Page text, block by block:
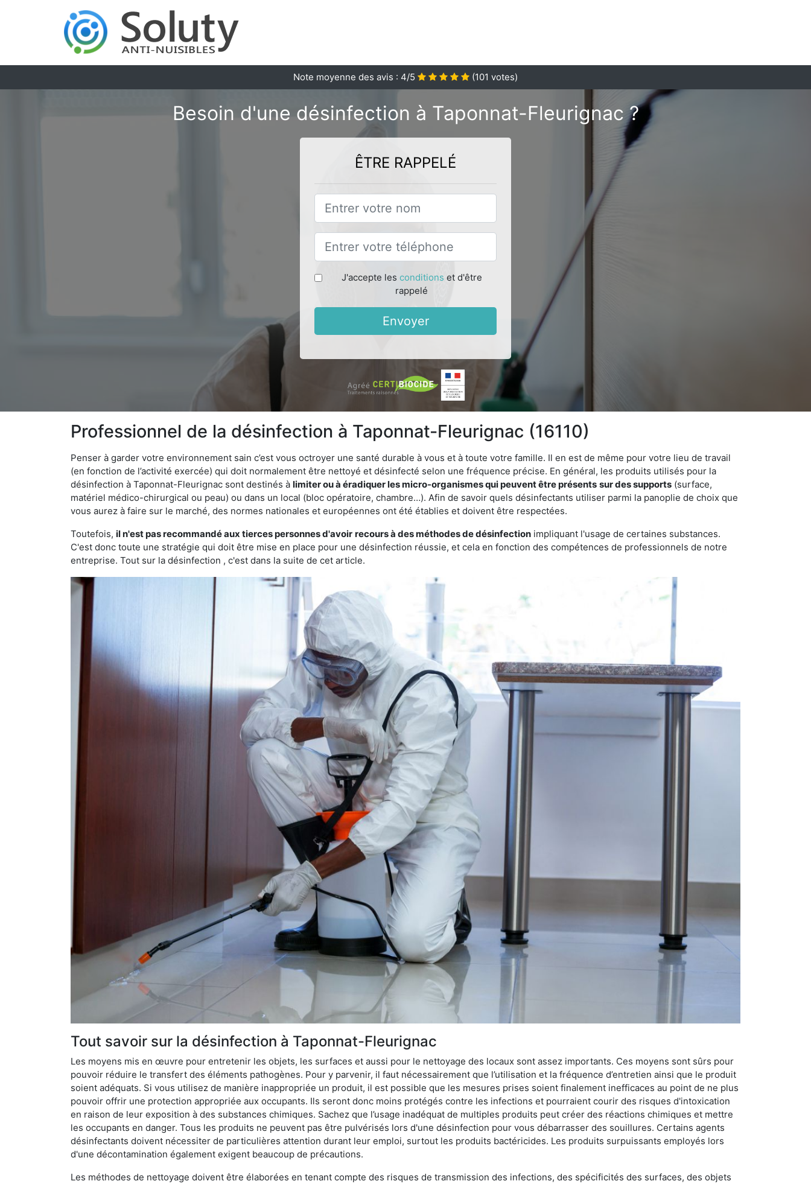
Note moyenne des avis : 4/5 (101 votes)
Besoin d'une désinfection à Taponnat-Fleurignac ?
ÊTRE RAPPELÉ
J'accepte les conditions et d'être
rappelé
Envoyer
Professionnel de la désinfection à Taponnat-Fleurignac (16110)
Penser à garder votre environnement sain c’est vous octroyer une santé durable à vous et à toute votre famille. Il en est de même pour votre lieu de travail
(en fonction de l’activité exercée) qui doit normalement être nettoyé et désinfecté selon une fréquence précise. En général, les produits utilisés pour la
désinfection à Taponnat-Fleurignac sont destinés à limiter ou à éradiquer les micro-organismes qui peuvent être présents sur des supports (surface,
matériel médico-chirurgical ou peau) ou dans un local (bloc opératoire, chambre…). Afin de savoir quels désinfectants utiliser parmi la panoplie de choix que
vous aurez à faire sur le marché, des normes nationales et européennes ont été établies et doivent être respectées.
Toutefois, il n'est pas recommandé aux tierces personnes d'avoir recours à des méthodes de désinfection impliquant l'usage de certaines substances.
C'est donc toute une stratégie qui doit être mise en place pour une désinfection réussie, et cela en fonction des compétences de professionnels de notre
entreprise. Tout sur la désinfection , c'est dans la suite de cet article.
Tout savoir sur la désinfection à Taponnat-Fleurignac
Les moyens mis en œuvre pour entretenir les objets, les surfaces et aussi pour le nettoyage des locaux sont assez importants. Ces moyens sont sûrs pour
pouvoir réduire le transfert des éléments pathogènes. Pour y parvenir, il faut nécessairement que l’utilisation et la fréquence d’entretien ainsi que le produit
soient adéquats. Si vous utilisez de manière inappropriée un produit, il est possible que les mesures prises soient finalement inefficaces au point de ne plus
pouvoir offrir une protection appropriée aux occupants. Ils seront donc moins protégés contre les infections et pourraient courir des risques d'intoxication
en raison de leur exposition à des substances chimiques. Sachez que l’usage inadéquat de multiples produits peut créer des réactions chimiques et mettre
les occupants en danger. Tous les produits ne peuvent pas être pulvérisés lors d'une désinfection pour vous débarrasser des souillures. Certains agents
désinfectants doivent nécessiter de particulières attention durant leur emploi, surtout les produits bactéricides. Les produits surpuissants employés lors
d'une décontamination également exigent beaucoup de précautions.
Les méthodes de nettoyage doivent être élaborées en tenant compte des risques de transmission des infections, des spécificités des surfaces, des objets